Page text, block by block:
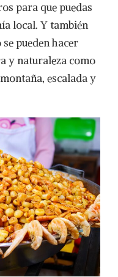
para que puedas
local. Y también
pueden hacer
y naturaleza como
escalada y